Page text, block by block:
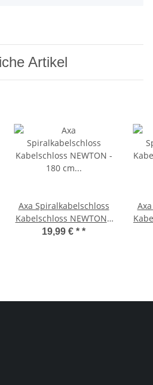
Artikel
Axa Spiralkabelschloss
Kabelschloss NEWTON -
180 cm Länge -
19,99 € * *